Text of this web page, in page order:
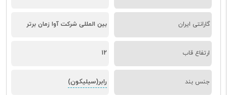
گارانتی ایران بین المللی شرکت آوا زمان برتر
ارتفاع قاب 12
جنس بند رابر(سیلیکون)